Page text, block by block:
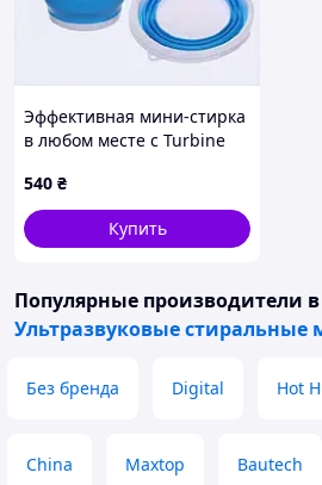
Эффективная мини-стирка
в любом месте с Turbine
540 ₴
Купить
Популярные производители
Ультразвуковые
Без бренда Digital Hot
China Maxtop Bautech